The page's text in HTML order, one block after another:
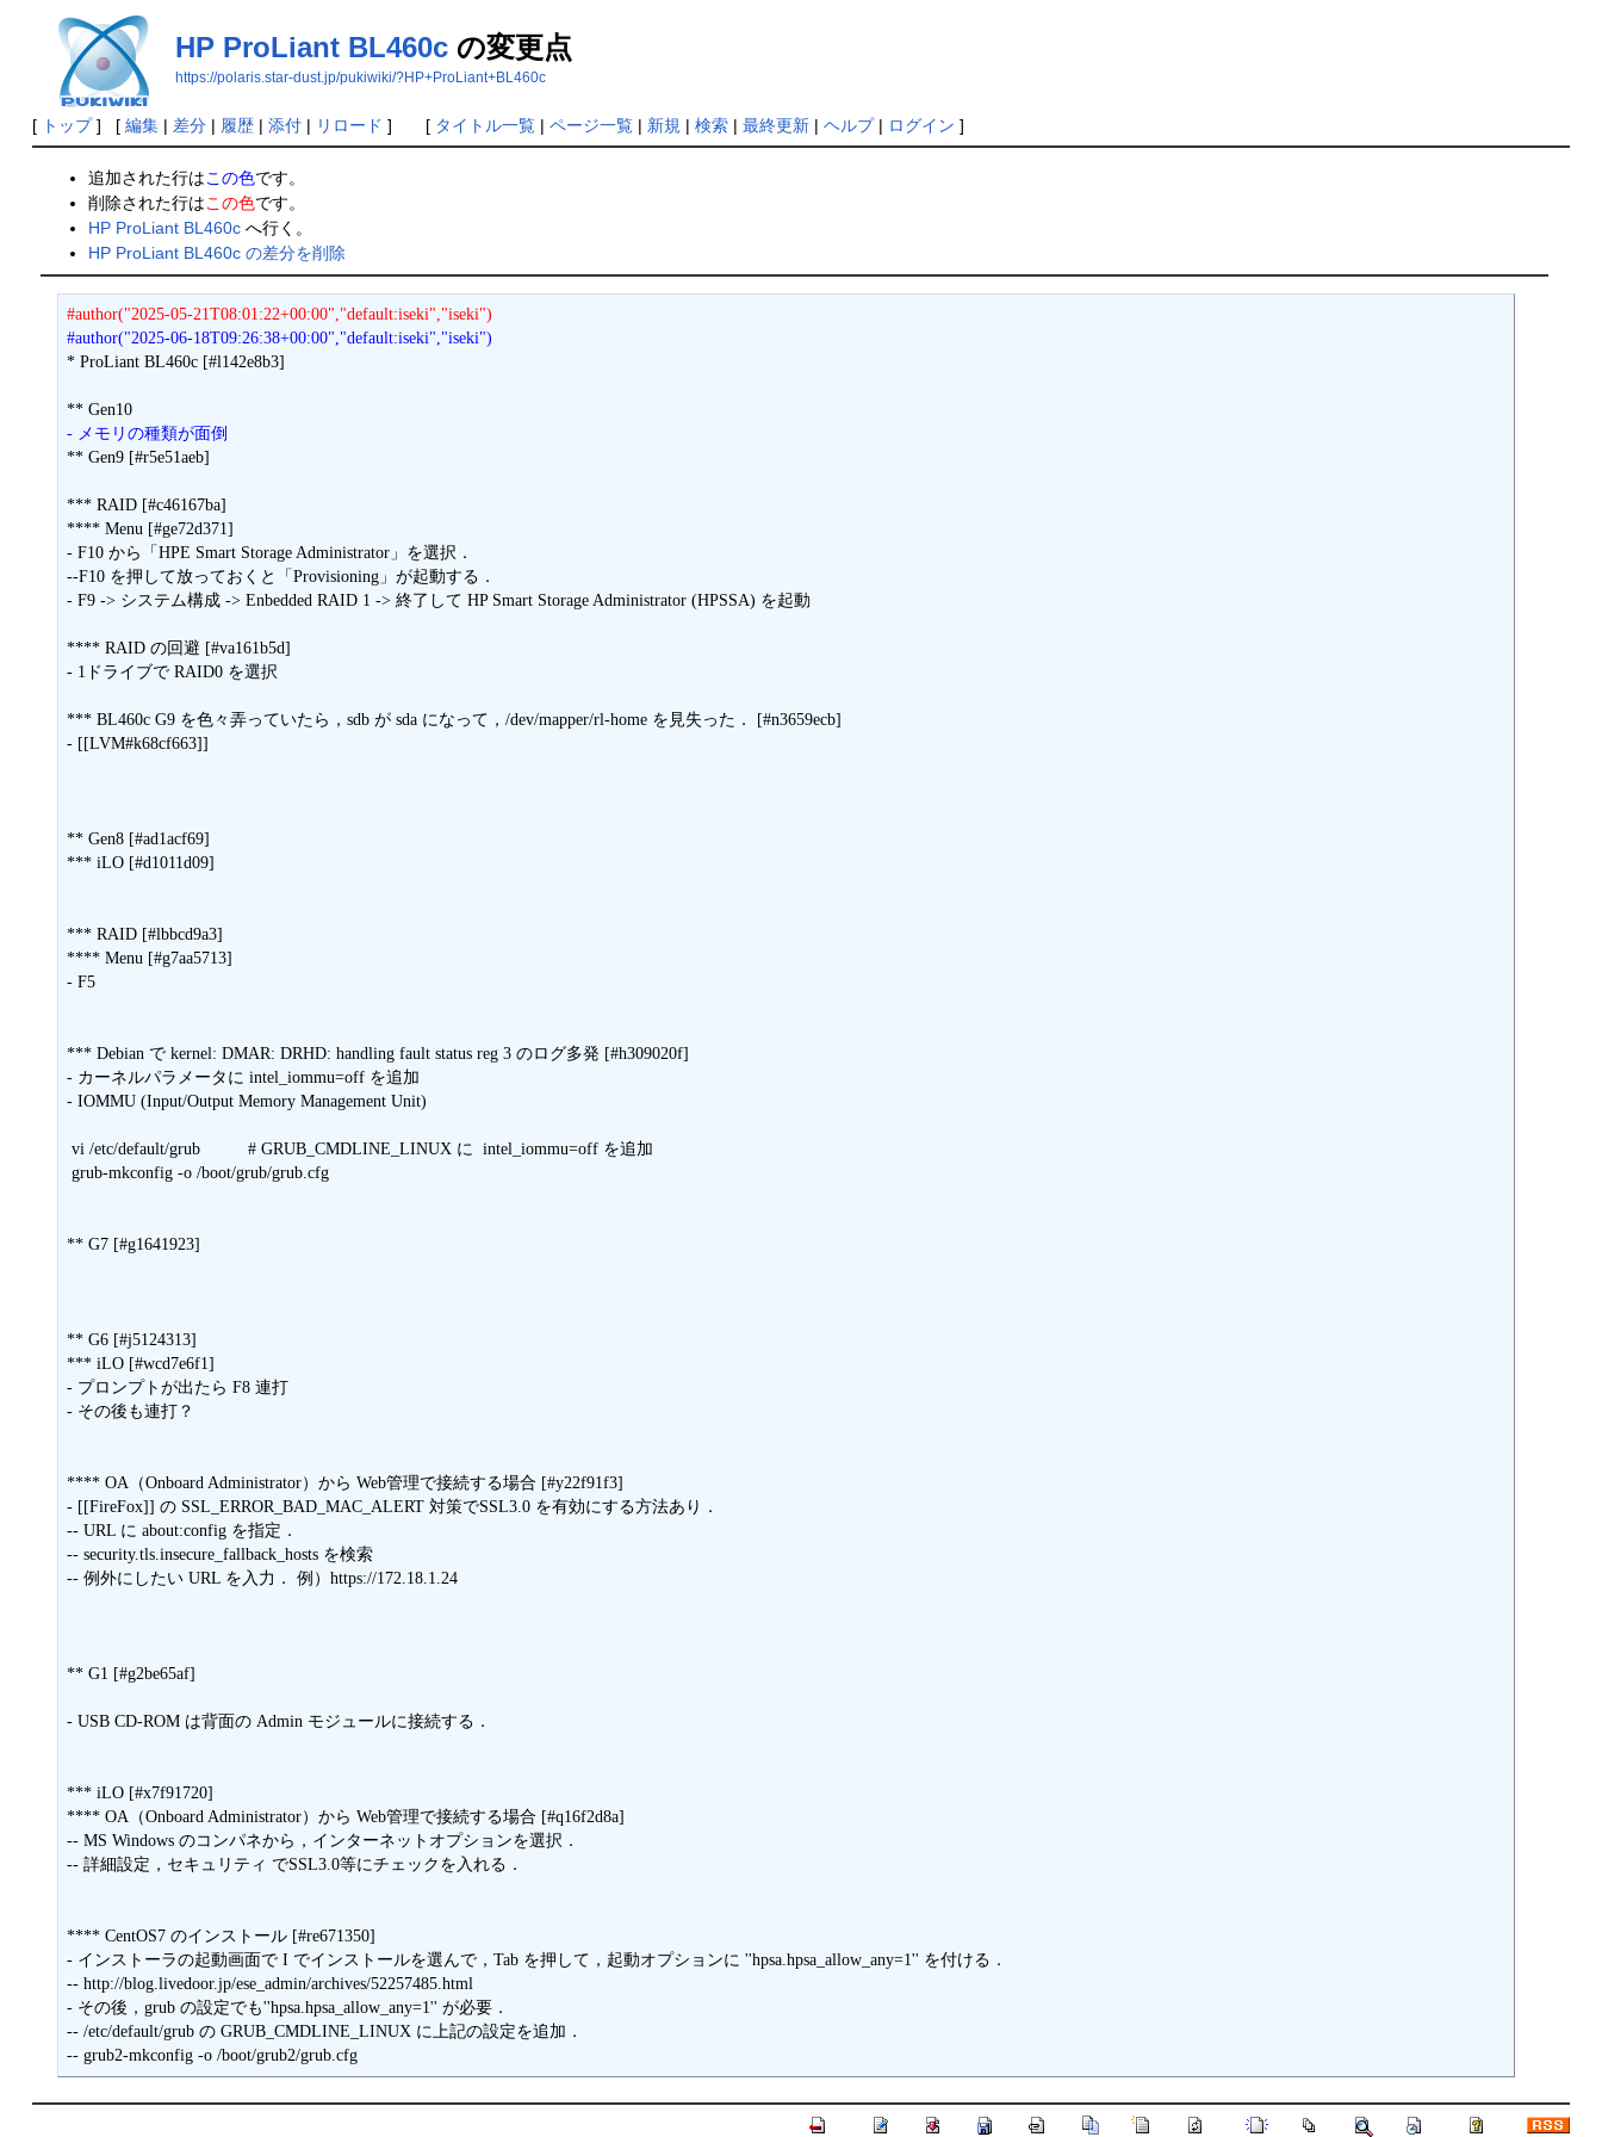
HP ProLiant BL460cの変更点
https://polaris.star-dust.jp/pukiwiki/?HP+ProLiant+BL460c
[ トップ] [ 編集| 差分| 履歴| 添付| リロード ] [ タイトル一覧| ページ一覧| 新規 | 検索| 最終更新| ヘルプ| ログイン ]
追加された行はこの色です。
削除された行はこの色です。
HP ProLiant BL460c へ行く。
HP ProLiant BL460c の差分を削除
#author("2025-05-21T08:01:22+00:00","default:iseki","iseki")
#author("2025-06-18T09:26:38+00:00","default:iseki","iseki")
* ProLiant BL460c [#l142e8b3]
- メモリの種類が面倒
** Gen9 [#r5e51aeb]
*** RAID [#c46167ba]
**** Menu [#ge72d371]
- F10 から「HPE Smart Storage Administrator」を選択．
--F10 を押して放っておくと「Provisioning」が起動する．
- F9 -> システム構成 -> Enbedded RAID 1 -> 終了して HP Smart Storage Administrator (HPSSA) を起動
**** RAID の回避 [#va161b5d]
- 1ドライブで RAID0 を選択
*** BL460c G9 を色々弄っていたら，sdb が sda になって，/dev/mapper/rl-home を見失った． [#n3659ecb]
- [[LVM#k68cf663]]
** Gen8 [#ad1acf69]
*** iLO [#d1011d09]
*** RAID [#lbbcd9a3]
**** Menu [#g7aa5713]
- F5
*** Debian で kernel: DMAR: DRHD: handling fault status reg 3 のログ多発 [#h309020f]
- カーネルパラメータに intel_iommu=off を追加
- IOMMU (Input/Output Memory Management Unit)
vi /etc/default/grub          # GRUB_CMDLINE_LINUX に  intel_iommu=off を追加
grub-mkconfig -o /boot/grub/grub.cfg
** G7 [#g1641923]
** G6 [#j5124313]
*** iLO [#wcd7e6f1]
- プロンプトが出たら F8 連打
- その後も連打？
**** OA（Onboard Administrator）から Web管理で接続する場合 [#y22f91f3]
- [[FireFox]] の SSL_ERROR_BAD_MAC_ALERT 対策でSSL3.0 を有効にする方法あり．
-- URL に about:config を指定．
-- security.tls.insecure_fallback_hosts を検索
-- 例外にしたい URL を入力． 例）https://172.18.1.24
** G1 [#g2be65af]
- USB CD-ROM は背面の Admin モジュールに接続する．
*** iLO [#x7f91720]
**** OA（Onboard Administrator）から Web管理で接続する場合 [#q16f2d8a]
-- MS Windows のコンパネから，インターネットオプションを選択．
-- 詳細設定，セキュリティ でSSL3.0等にチェックを入れる．
**** CentOS7 のインストール [#re671350]
- インストーラの起動画面で I でインストールを選んで，Tab を押して，起動オプションに ''hpsa.hpsa_allow_any=1'' を付ける．
-- http://blog.livedoor.jp/ese_admin/archives/52257485.html
- その後，grub の設定でも''hpsa.hpsa_allow_any=1'' が必要．
-- /etc/default/grub の GRUB_CMDLINE_LINUX に上記の設定を追加．